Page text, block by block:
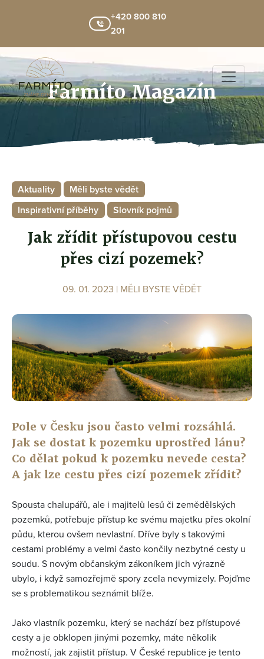
+420 800 810
201
Farmíto Magazín
Aktuality
Měli byste vědět
Inspirativní příběhy
Slovník pojmů
Jak zřídit přístupovou cestu
přes cizí pozemek?
09. 01. 2023 | MĚLI BYSTE VĚDĚT
Pole v Česku jsou často velmi rozsáhlá.
Jak se dostat k pozemku uprostřed lánu?
Co dělat pokud k pozemku nevede cesta?
A jak lze cestu přes cizí pozemek zřídit?
Spousta chalupářů, ale i majitelů lesů či zemědělských
pozemků, potřebuje přístup ke svému majetku přes okolní
půdu, kterou ovšem nevlastní. Dříve byly s takovými
cestami problémy a velmi často končily nezbytné cesty u
soudu. S novým občanským zákoníkem jich výrazně
ubylo, i když samozřejmě spory zcela nevymizely. Pojďme
se s problematikou seznámit blíže.
Jako vlastník pozemku, který se nachází bez přístupové
cesty a je obklopen jinými pozemky, máte několik
možností, jak zajistit přístup. V České republice je tento